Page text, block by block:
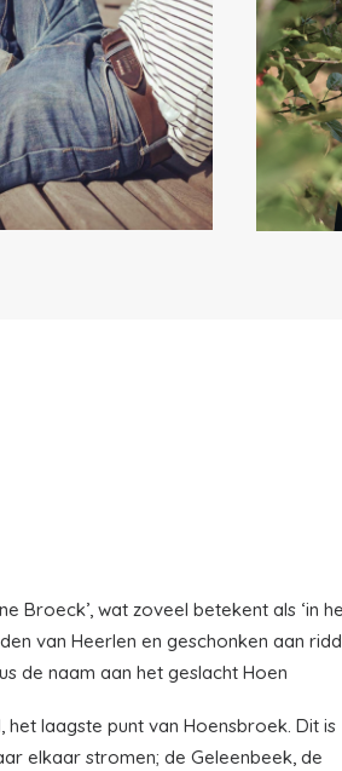
Broeck’, wat zoveel betekent als ‘in
van Heerlen en geschonken aan
de naam aan het geslacht Hoen
laagste punt van Hoensbroek. Dit is
elkaar stromen; de Geleenbeek, de